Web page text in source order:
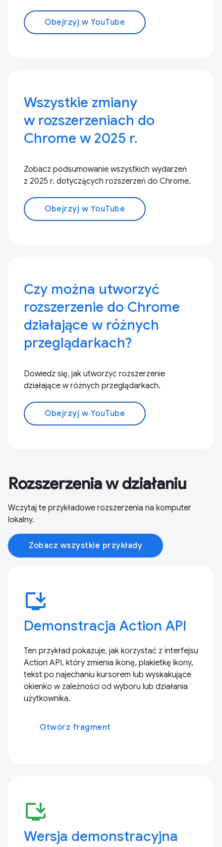
Obejrzyj w YouTube
Wszystkie zmiany
w rozszerzeniach do
Chrome w 2025 r.
Zobacz podsumowanie wszystkich wydarzeń
z 2025 r. dotyczących rozszerzeń do Chrome.
Obejrzyj w YouTube
Czy można utworzyć
rozszerzenie do Chrome
działające w różnych
przeglądarkach?
Dowiedz się, jak utworzyć rozszerzenie
działające w różnych przeglądarkach.
Obejrzyj w YouTube
Rozszerzenia w działaniu
Wczytaj te przykładowe rozszerzenia na komputer
lokalny.
Zobacz wszystkie przykłady
install_desktop
Demonstracja Action API
Ten przykład pokazuje, jak korzystać z interfejsu
Action API, który zmienia ikonę, plakietkę ikony,
tekst po najechaniu kursorem lub wyskakujące
okienko w zależności od wyboru lub działania
użytkownika.
Otwórz fragment
install_desktop
Wersja demonstracyjna